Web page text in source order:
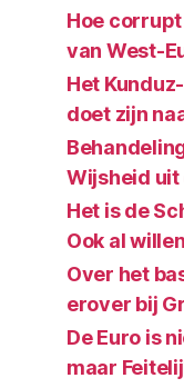
Hoe
van West-
Het
doet zijn
Wijsheid
Het is de
Ook al
Over het
erover bij
De Euro is
maar